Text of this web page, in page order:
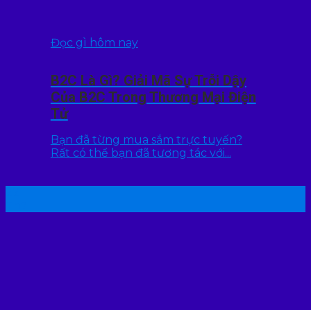
Đọc gì hôm nay
B2C Là Gì? Giải Mã Sự Trỗi Dậy
Của B2C Trong Thương Mại Điện
Tử
Bạn đã từng mua sắm trực tuyến?
Rất có thể bạn đã tương tác với...